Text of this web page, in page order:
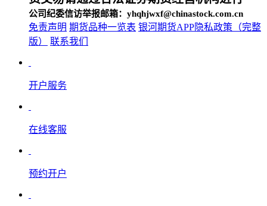
公司纪委信访举报邮箱：yhqhjwxf@chinastock.com.cn
免责声明 期货品种一览表 银河期货APP隐私政策（完整
版）
联系我们
开户服务
在线客服
预约开户